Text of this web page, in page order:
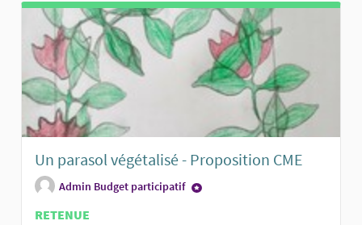
Un parasol végétalisé - Proposition CME
Admin Budget participatif
RETENUE